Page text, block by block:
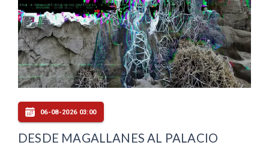
06-08-2026 03:00
DESDE MAGALLANES AL PALACIO